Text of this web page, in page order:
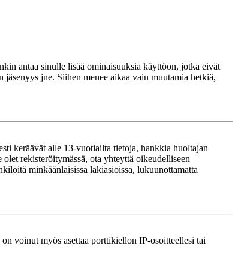
antaa sinulle lisää ominaisuuksia käyttöön, jotka eivät
jne. Siihen menee aikaa vain muutamia hetkiä,
keräävät alle 13-vuotiailta tietoja, hankkia huoltajan
rekisteröitymässä, ota yhteyttä oikeudelliseen
minkäänlaisissa lakiasioissa, lukuunottamatta
voinut myös asettaa porttikiellon IP-osoitteellesi tai